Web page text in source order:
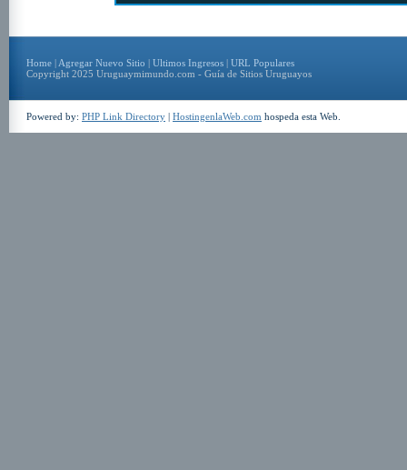
Home | Agregar Nuevo Sitio | Ultimos Ingresos | URL Populares
Copyright 2025 Uruguaymimundo.com - Guía de Sitios Uruguayos
Powered by: PHP Link Directory | HostingenlaWeb.com hospeda esta Web.